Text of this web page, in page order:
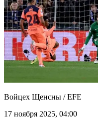
Войцех Щенсны / EFE
17 ноября 2025, 04:00